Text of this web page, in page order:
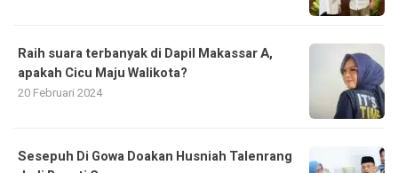
Raih suara terbanyak di Dapil Makassar A,
apakah Cicu Maju Walikota?
20 Februari 2024
Sesepuh Di Gowa Doakan Husniah Talenrang